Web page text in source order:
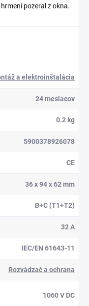
pozeral z okna.
a elektroinštalácia
24 mesiacov
0.2 kg
5900378926078
CE
36 x 94 x 62 mm
B+C (T1+T2)
32 A
IEC/EN 61643-11
Rozvádzač a ochrana
1060 V DC